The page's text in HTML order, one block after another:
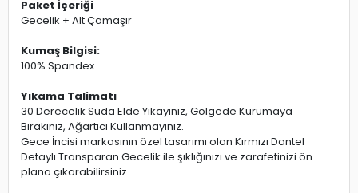
Paket İçeriği
Gecelik + Alt Çamaşır
Kumaş Bilgisi:
100% Spandex
Yıkama Talimatı
30 Derecelik Suda Elde Yıkayınız, Gölgede Kurumaya
Bırakınız, Ağartıcı Kullanmayınız.​​​​​​
Gece İncisi markasının özel tasarımı olan Kırmızı Dantel
Detaylı Transparan Gecelik ile şıklığınızı ve zarafetinizi ön
plana çıkarabilirsiniz.